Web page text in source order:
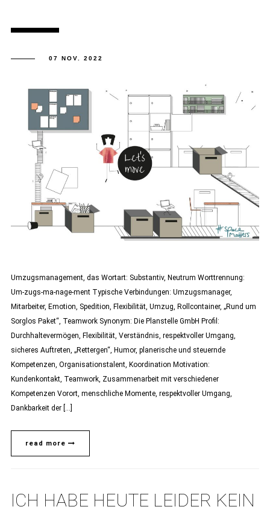
07 NOV. 2022
Umzugsmanagement, das Wortart: Substantiv, Neutrum Worttrennung:
Um-zugs-ma-nage-ment Typische Verbindungen: Umzugsmanager,
Mitarbeiter, Emotion, Spedition, Flexibilität, Umzug, Rollcontainer, „Rund um
Sorglos Paket“, Teamwork Synonym: Die Planstelle GmbH Profil:
Durchhaltevermögen, Flexibilität, Verständnis, respektvoller Umgang,
sicheres Auftreten, „Rettergen“, Humor, planerische und steuernde
Kompetenzen, Organisationstalent, Koordination Motivation:
Kundenkontakt, Teamwork, Zusammenarbeit mit verschiedener
Kompetenzen Vorort, menschliche Momente, respektvoller Umgang,
Dankbarkeit der […]
read more
ICH HABE HEUTE LEIDER KEIN